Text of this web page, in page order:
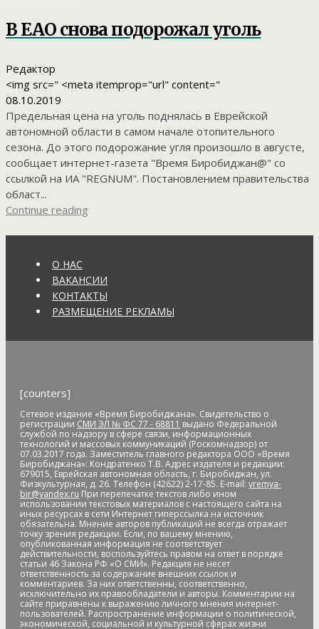
В ЕАО снова подорожал уголь
Редактор
<img src=" <meta itemprop="url" content="
08.10.2019
Предельная цена на уголь поднялась в Еврейской
автономной области в самом начале отопительного
сезона. До этого подорожание угля произошло в августе,
сообщает интернет-газета "Время Биробиджан@" со
ссылкой на ИА "REGNUM". Постановлением правительства
област...
Continue reading
О НАС
ВАКАНСИИ
КОНТАКТЫ
РАЗМЕЩЕНИЕ РЕКЛАМЫ
[counters]
Сетевое издание «Время Биробиджана». Свидетельство о
регистрации СМИ ЭЛ № ФС 77 - 68811 выдано Федеральной
службой по надзору в сфере связи, информационных
технологий и массовых коммуникаций (Роскомнадзор) от
07.03.2017 года. Заместитель главного редактора ООО «Время
Биробиджана»: Кондратенко Т.В. Адрес издателя и редакции:
679015, Еврейская автономная область, г. Биробиджан, ул.
Физкультурная, д. 26. Телефон (42622) 2-17-85. E-mail: vremya-
bir@yandex.ru При перепечатке текстов либо ином
использовании текстовых материалов с настоящего сайта на
иных ресурсах в сети Интернет гиперссылка на источник
обязательна. Мнение авторов публикаций не всегда отражает
точку зрения редакции. Если, по вашему мнению,
опубликованная информация не соответствует
действительности, воспользуйтесь правом на ответ в порядке
статьи 46 Закона РФ «О СМИ». Редакция не несет
ответственность за содержание внешних ссылок и
комментариев. За них ответственны, соответственно,
исключительно их правообладатели и авторы. Комментарии на
сайте приравнены к выражению личного мнения интернет-
пользователей. Распространение информации о политической,
экономической, социальной и культурной сферах жизни